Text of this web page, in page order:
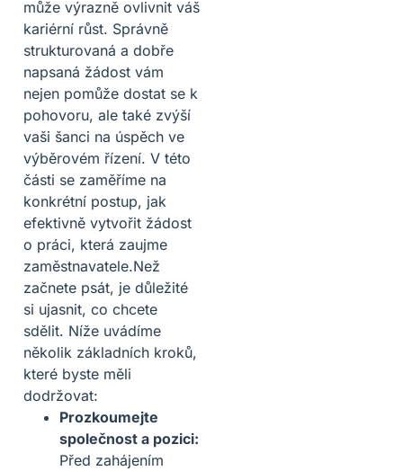
může výrazně ovlivnit váš
kariérní růst. Správně
strukturovaná a dobře
napsaná žádost vám
nejen pomůže dostat se k
pohovoru, ale také zvýší
vaši šanci na úspěch ve
výběrovém řízení. V této
části se zaměříme na
konkrétní postup, jak
efektivně vytvořit žádost
o práci, která zaujme
zaměstnavatele.Než
začnete psát, je důležité
si ujasnit, co chcete
sdělit. Níže uvádíme
několik základních kroků,
které byste měli
dodržovat:
Prozkoumejte
společnost a pozici:
Před zahájením